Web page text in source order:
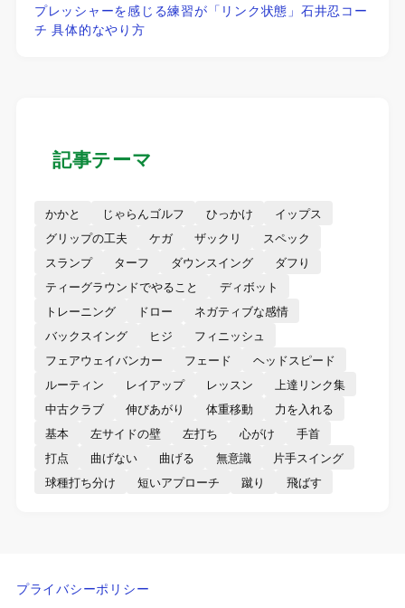
プレッシャーを感じる練習が「リンク状態」石井忍コー
チ 具体的なやり方
記事テーマ
かかと じゃらんゴルフ ひっかけ
イップス
グリップの工夫
ケガ ザックリ
スペック
スランプ
ターフ ダウンスイング
ダフり
ティーグラウンドでやること
ディボット
トレーニング
ドロー
ネガティブな感情
バックスイング
ヒジ
フィニッシュ
フェアウェイバンカー
フェード
ヘッドスピード
ルーティン
レイアップ レッスン
上達リンク集
中古クラブ
伸びあがり 体重移動
力を入れる
基本
左サイドの壁 左打ち 心がけ
手首
打点
曲げない 曲げる 無意識
片手スイング
球種打ち分け
短いアプローチ 蹴り 飛ばす
プライバシーポリシー